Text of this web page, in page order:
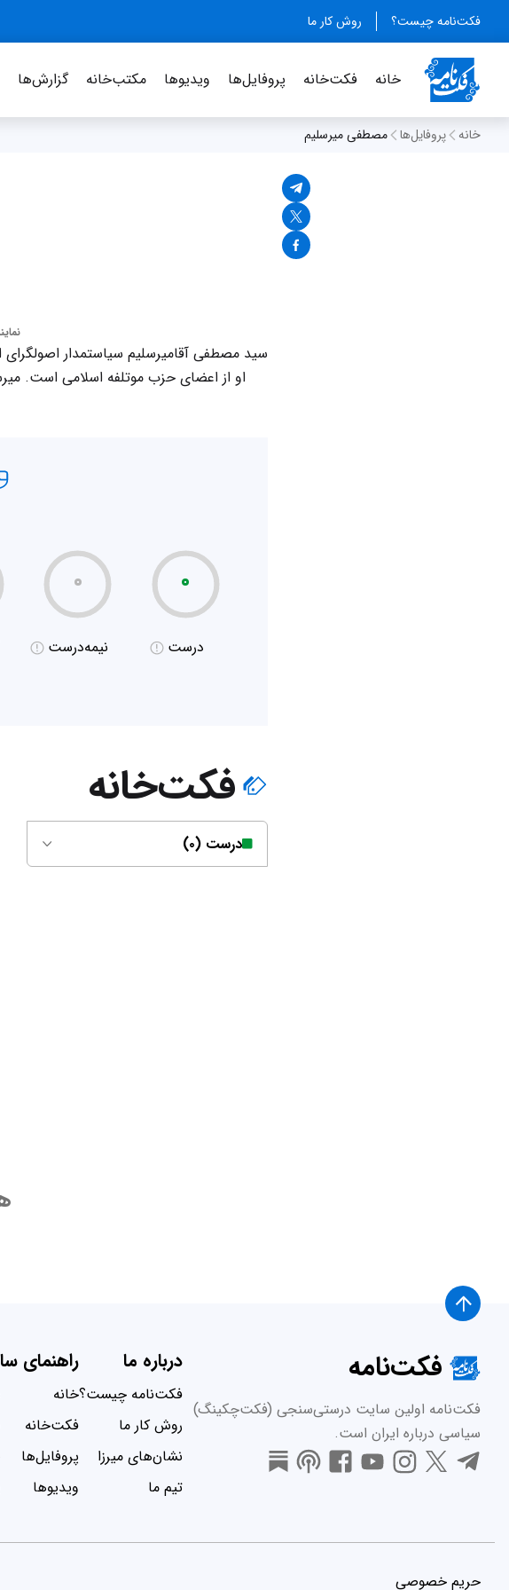
فکت‌نامه چیست؟ روش کار ما
خانه فکت‌خانه پروفایل‌ها ویدیو‌ها مکتب‌خانه گزارش‌ها
خانه پروفایل‌ها مصطفی میرسلیم
سید مصطفی آقامیرسلیم سیاستمدار
او از اعضای حزب موتلفه اسلامی است.
۰
درست
۰
نیمه‌درست
فکت‌خانه
درست (۰)
فکت‌نامه
فکت‌نامه اولین سایت درستی‌سنجی (فکت‌چکینگ)
سیاسی درباره ایران است.
درباره ما
فکت‌نامه چیست؟
روش کار ما
نشان‌های میرزا
تیم ما
راهنمای
خانه
فکت‌خانه
پروفایل‌ها
ویدیو‌ها
حریم خصوصی